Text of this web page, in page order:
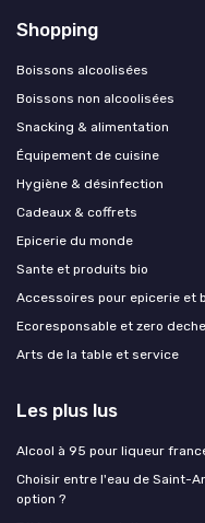
Shopping
Boissons alcoolisées
Boissons non alcoolisées
Snacking & alimentation
Équipement de cuisine
Hygiène & désinfection
Cadeaux & coffrets
Epicerie du monde
Sante et produits bio
Accessoires pour epicerie et
Ecoresponsable et zero
Arts de la table et service
Les plus lus
Alcool à 95 pour liqueur
Choisir entre l'eau de Saint-
option ?